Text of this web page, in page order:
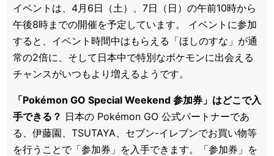
イベントは、4月6日（土）、7日（日）の午前10時から
午後8時までの開催を予定しています。 イベントに参加
すると、イベント時間中はもらえる「ほしのすな」が通
常の2倍に、そして日本中で特別なポケモンに出会える
チャンスがいつもより増えるようです。
「Pokémon GO Special Weekend 参加券」はどこで入
手できる？ 日本の Pokémon GO 公式パートナーであ
る、伊藤園、TSUTAYA、セブン-イレブンでお買い物等
を行うことで「参加券」を入手できます。「参加券」を